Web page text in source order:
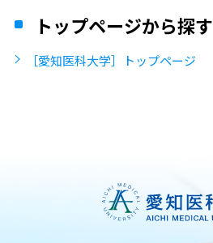
トップページから探す
［愛知医科大学］トップページ